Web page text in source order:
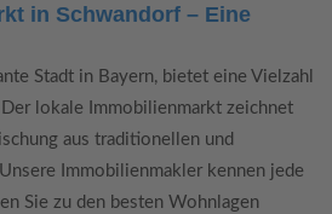
in Schwandorf – Eine
Stadt in Bayern, bietet eine Vielzahl
lokale Immobilienmarkt zeichnet
aus traditionellen und
Immobilienmakler kennen jede
Sie zu den besten Wohnlagen